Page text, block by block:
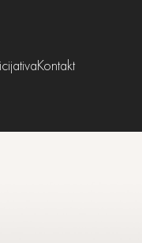
Kontakt